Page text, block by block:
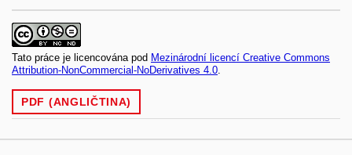
Tato práce je licencována pod Mezinárodní licencí Creative Commons
Attribution-NonCommercial-NoDerivatives 4.0
PDF (ANGLIČTINA)